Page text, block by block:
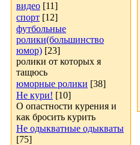
видео [11]
спорт [12]
футбольные
ролики(большинство
юмор) [23]
ролики от которых я
тащюсь
юморные ролики [38]
Не кури! [10]
О опастности курения и
как бросить курить
Не одыкватные одыкваты
[75]